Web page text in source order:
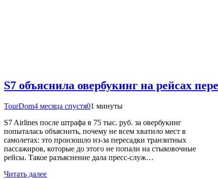
S7 объяснила овербукинг на рейсах
TourDom4 месяца спустя01 минуты
S7 Airlines после штрафа в 75 тыс. руб. за овербукинг
попыталась объяснить, почему не всем хватило мест в
самолетах: это произошло из-за пересадки транзитных
пассажиров, которые до этого не попали на стыковочные
рейсы. Такое разъяснение дала пресс-служ…
Читать далее